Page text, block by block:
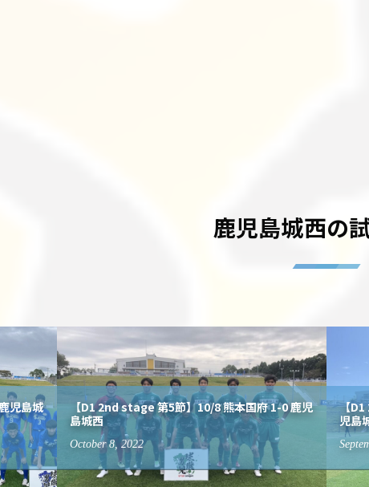
鹿児島城西の
児島城
【D1 2nd stage 第5節】10/8 熊本国府 1-0 鹿児
島城西
October 8, 2022
【D1
児島